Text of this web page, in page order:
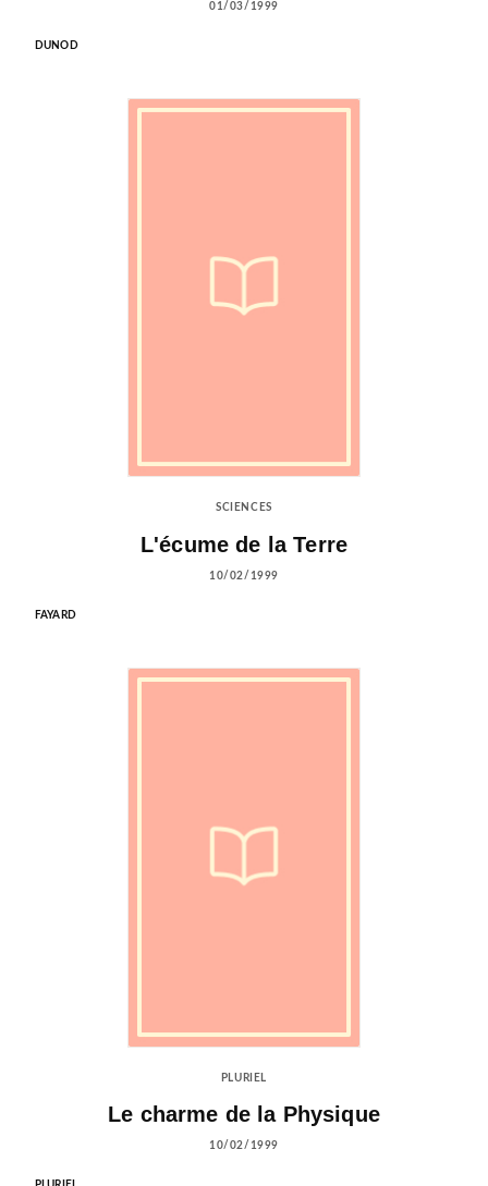
01/03/1999
DUNOD
SCIENCES
L'écume de la Terre
10/02/1999
FAYARD
PLURIEL
Le charme de la Physique
10/02/1999